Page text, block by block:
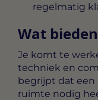
regelmatig
Wat
Je komt te
techniek en
begrijpt dat een
ruimte nodig